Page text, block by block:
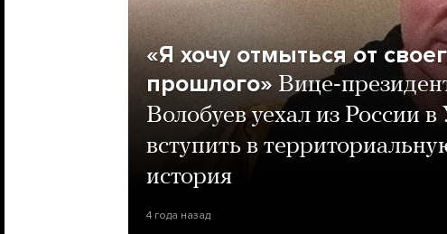
«Я хочу отмыться от
прошлого» Вице-
Волобуев уехал из России
вступить в
история
4 года назад